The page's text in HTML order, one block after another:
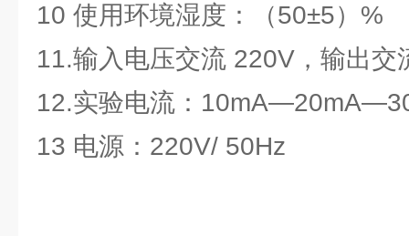
10 使用环境湿度：（50±5）%
11.输入电压交流 220V，输出交
12.实验电流：
13 电源：220V/ 50Hz